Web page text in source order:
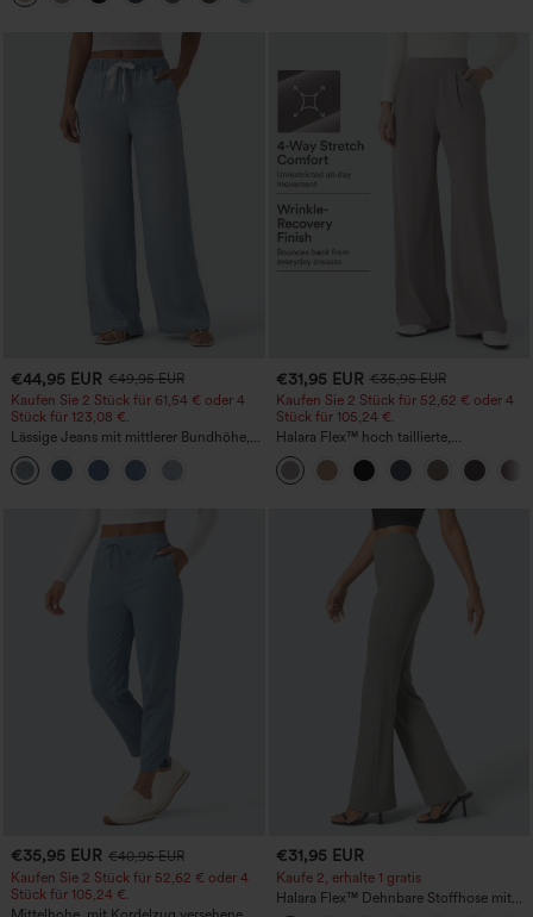
€44,95 EUR €49,95 EUR
Kaufen Sie 2 Stück für 61,54 € oder 4
Stück für 123,08 €.
Lässige Jeans mit mittlerer Bundhöhe,
Kordelzug und Taschen
€31,95 EUR €35,95 EUR
Kaufen Sie 2 Stück für 52,62 € oder 4
Stück für 105,24 €.
Halara Flex™ hoch taillierte,
figurformende Arbeitshose, die die Taille
schmaler wirken lässt, mit Taschen,
weitem Bein und Mikro-Waffelstruktur
€35,95 EUR €40,95 EUR
Kaufen Sie 2 Stück für 52,62 € oder 4
Stück für 105,24 €.
€31,95 EUR
Kaufe 2, erhalte 1 gratis
Halara Flex™ Dehnbare Stoffhose mit